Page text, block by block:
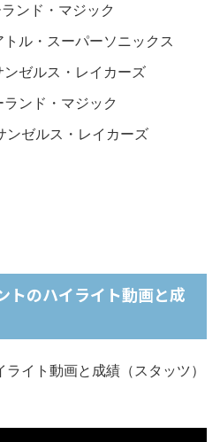
ンド・マジック
ル・スーパーソニックス
ゼルス・レイカーズ
ンド・マジック
ゼルス・レイカーズ
トのハイライト動画と成
イト動画と成績（スタッツ）